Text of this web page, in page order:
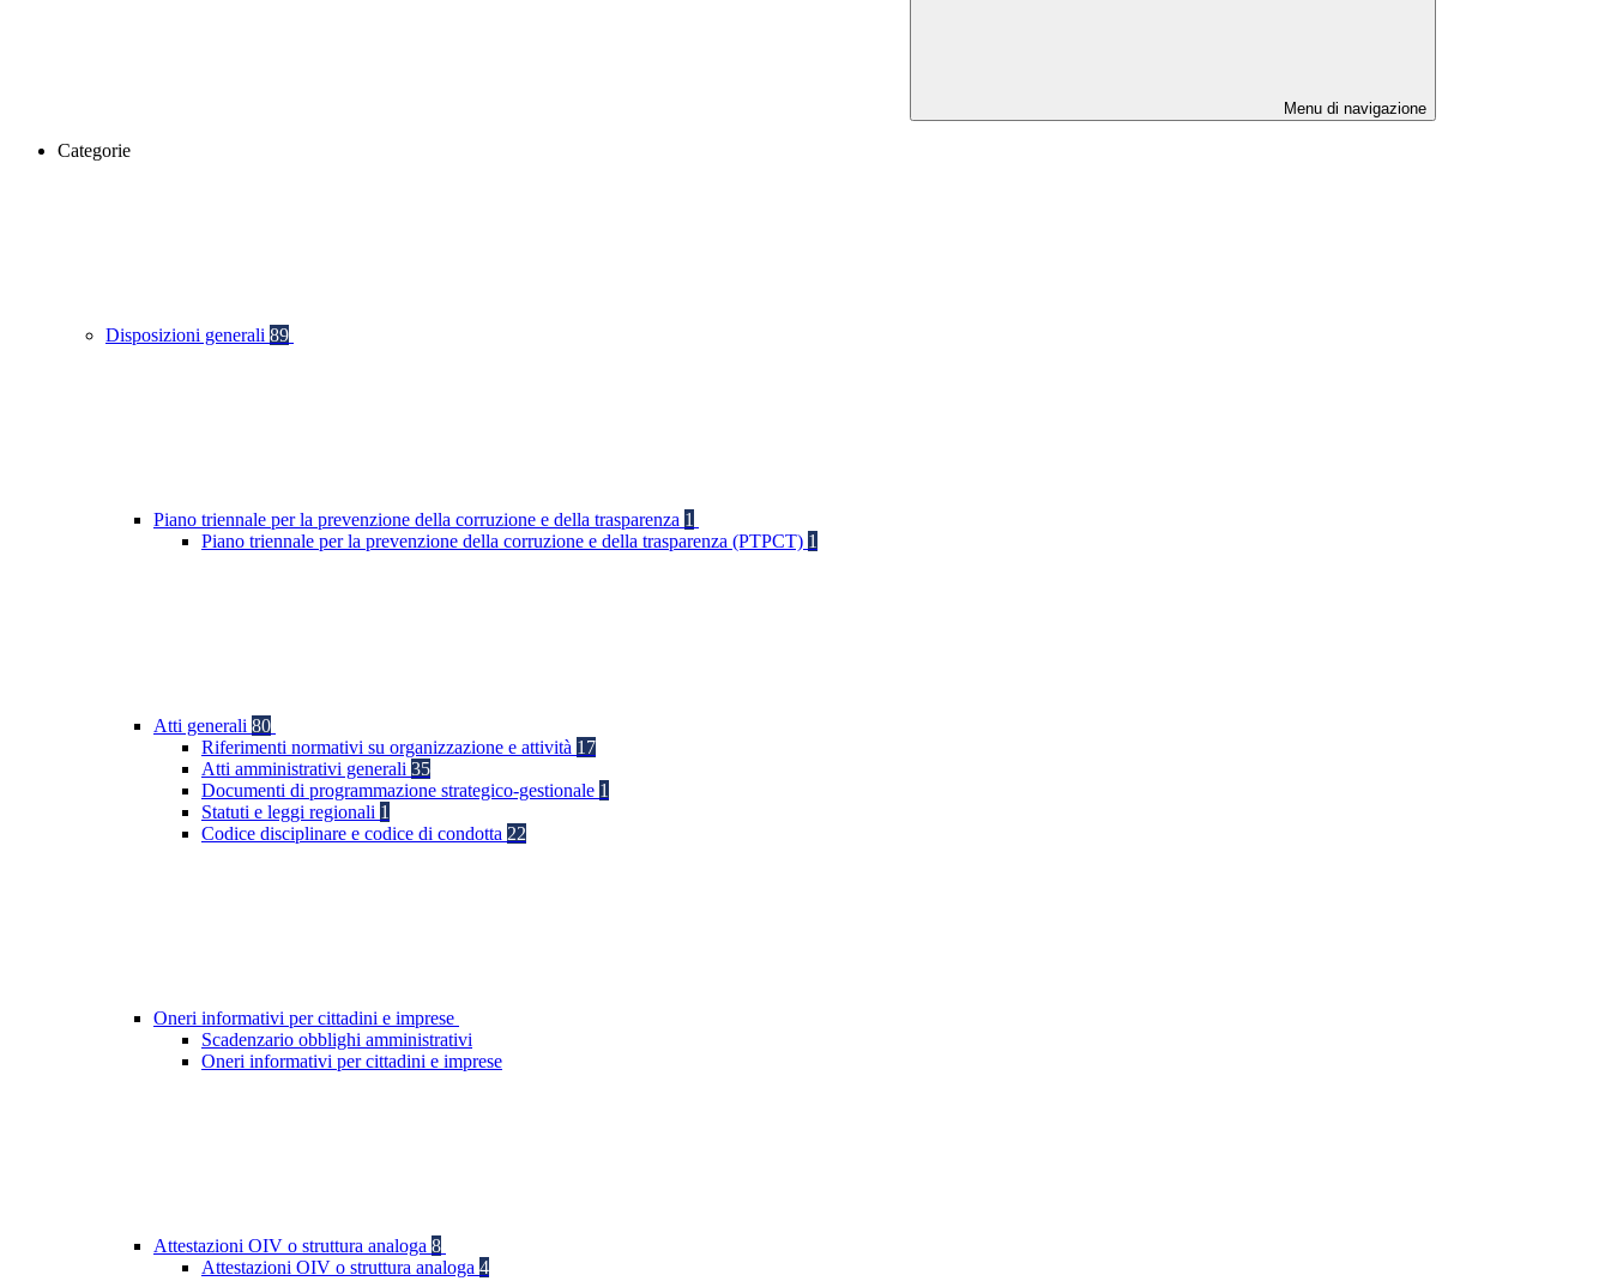
Menu di navigazione
Categorie
Disposizioni generali 89
Piano triennale per la prevenzione della corruzione e della trasparenza 1
Piano triennale per la prevenzione della corruzione e della trasparenza (PTPCT) 1
Atti generali 80
Riferimenti normativi su organizzazione e attività 17
Atti amministrativi generali 35
Documenti di programmazione strategico-gestionale 1
Statuti e leggi regionali 1
Codice disciplinare e codice di condotta 22
Oneri informativi per cittadini e imprese
Scadenzario obblighi amministrativi
Oneri informativi per cittadini e imprese
Attestazioni OIV o struttura analoga 8
Attestazioni OIV o struttura analoga 4